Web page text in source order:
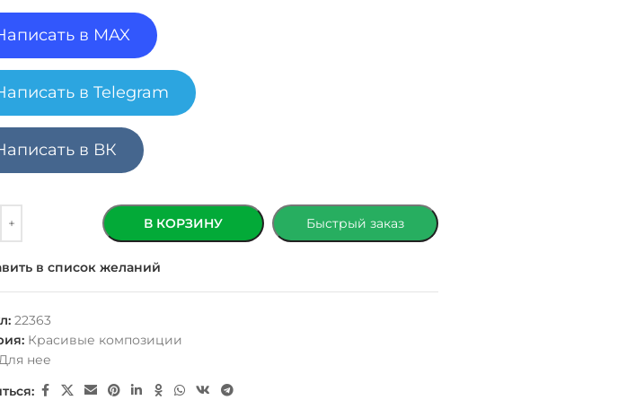
в MAX
в Telegram
в ВК
В КОРЗИНУ Быстрый заказ
в список желаний
22363
Красивые композиции
нее